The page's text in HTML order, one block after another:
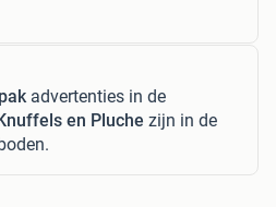
advertenties in de
en Pluche zijn in de